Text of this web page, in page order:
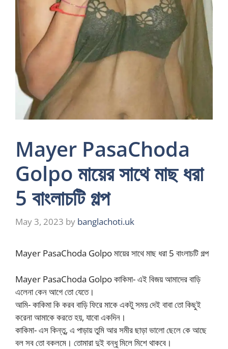
Mayer PasaChoda
Golpo মায়ের সাথে মাছ ধরা
5 বাংলাচটি গল্প
May 3, 2023 by banglachoti.uk
Mayer PasaChoda Golpo মায়ের সাথে মাছ ধরা 5 বাংলাচটি গল্প
Mayer PasaChoda Golpo কাকিমা- এই বিজয় আমাদের বাড়ি
এলেনা কেন আগে তো যেতে।
আমি- কাকিমা কি করব বাড়ি ফিরে মাকে একটু সময় দেই বাবা তো কিছুই
করেনা আমাকে করতে হয়, যাবো একদিন।
কাকিমা- এস কিন্তু, এ পাড়ায় তুমি আর সমীর ছাড়া ভালো ছেলে কে আছে
বল সব তো বকলমে। তোমারা দুই বন্ধু মিলে মিশে থাকবে।